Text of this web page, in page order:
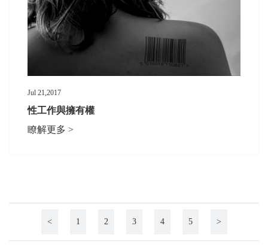
Jul 21,2017
性工作與擁有權
瞭解更多 >
< 1 2 3 4 5 >